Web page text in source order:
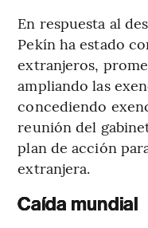
En respuesta al
Pekín ha estado
extranjeros,
ampliando las
concediendo
reunión del
plan de acción
extranjera.
Caída mundial